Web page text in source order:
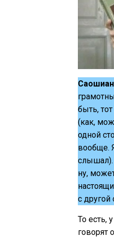
быть,
(как,
одной
вообще.
слышал).
ну,
с другой
То есть,
говорят